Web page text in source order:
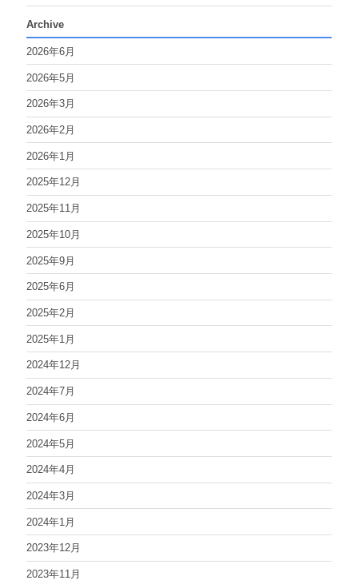
Archive
2026年6月
2026年5月
2026年3月
2026年2月
2026年1月
2025年12月
2025年11月
2025年10月
2025年9月
2025年6月
2025年2月
2025年1月
2024年12月
2024年7月
2024年6月
2024年5月
2024年4月
2024年3月
2024年1月
2023年12月
2023年11月